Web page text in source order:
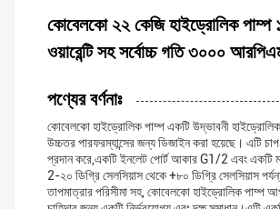
কোবেলকো ২২ কেজি হাইড্রোলিক পাম্প
ওয়ারেন্টি সহ সর্বোচ্চ গতি ৩০০০
পণ্যের বর্ণনাঃ
কোবেলকো হাইড্রোলিক পাম্প একটি উদ্ভাবনী
উচ্চতর পারফরম্যান্সের জন্য ডিজাইন করা হয়েছে। এটি চাপ
প্রদান করে,একটি ইনলেট পোর্ট আকার G1/2 এবং একটি
2-২০ ডিগ্রি সেলসিয়াস থেকে +৮০ ডিগ্রি সেলসিয়াস
তাপমাত্রার পরিসীমা সহ, কোবেলকো হাইড্রোলিক পাম্প